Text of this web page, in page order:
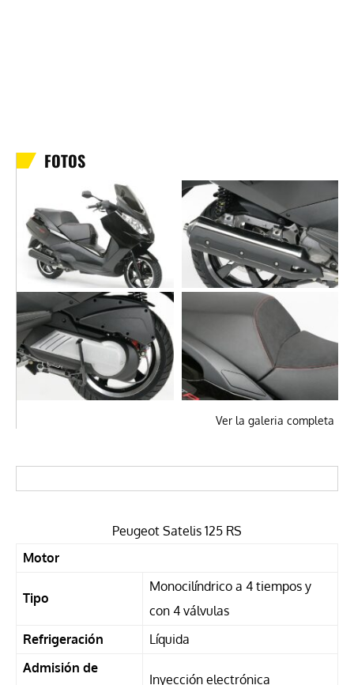
FOTOS
Ver la galeria completa
Peugeot Satelis 125 RS
Motor
Tipo
Monocilíndrico a 4 tiempos y
con 4 válvulas
Refrigeración
Líquida
Admisión de
Inyección electrónica